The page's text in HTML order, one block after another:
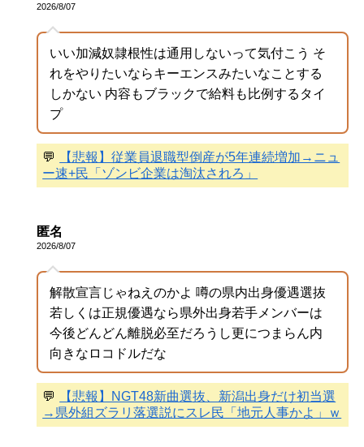
2026/8/07
いい加減奴隷根性は通用しないって気付こう そ
れをやりたいならキーエンスみたいなことする
しかない 内容もブラックで給料も比例するタイ
プ
💬
【悲報】従業員退職型倒産が5年連続増加→ニュ
ー速+民「ゾンビ企業は淘汰されろ」
匿名
2026/8/07
解散宣言じゃねえのかよ 噂の県内出身優遇選抜
若しくは正規優遇なら県外出身若手メンバーは
今後どんどん離脱必至だろうし更につまらん内
向きなロコドルだな
💬
【悲報】NGT48新曲選抜、新潟出身だけ初当選
→県外組ズラリ落選説にスレ民「地元人事かよ」ｗ